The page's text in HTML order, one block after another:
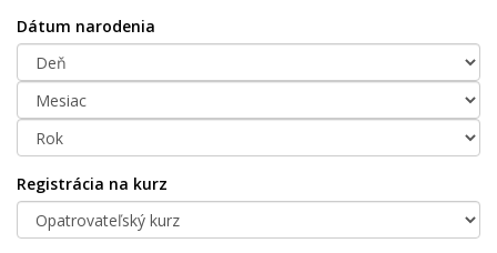
Dátum narodenia
Registrácia na kurz